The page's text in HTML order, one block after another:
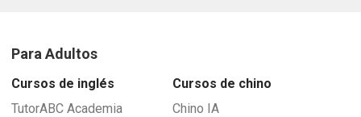
Para Adultos
Cursos de inglés
TutorABC Academia
Cursos de chino
Chino IA